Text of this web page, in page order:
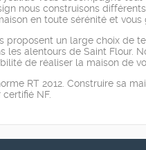
nous construisons
en toute sérénité et
proposent un large choix de
alentours de Saint Flour.
de réaliser la maison de
RT 2012. Construire sa
NF.